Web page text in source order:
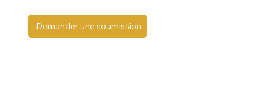
Demander une soumission